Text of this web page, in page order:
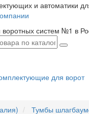
и автоматики
воротных систем №1 в
для ворот
Тумбы